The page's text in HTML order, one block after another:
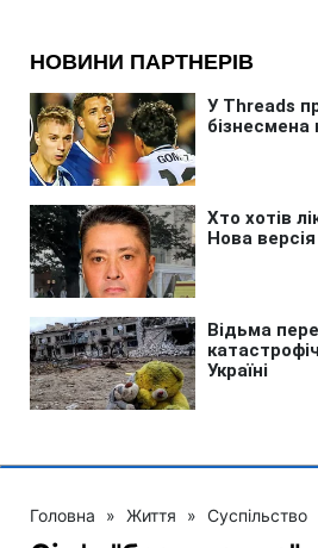
Головна » Життя » Суспільство